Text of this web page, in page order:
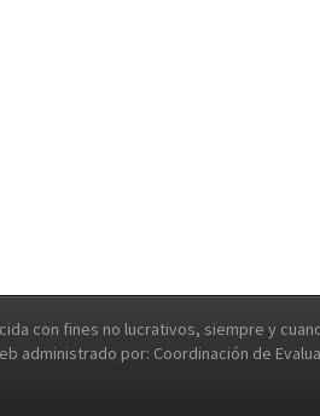
con fines no lucrativos, siempre y
administrado por: Coordinación de